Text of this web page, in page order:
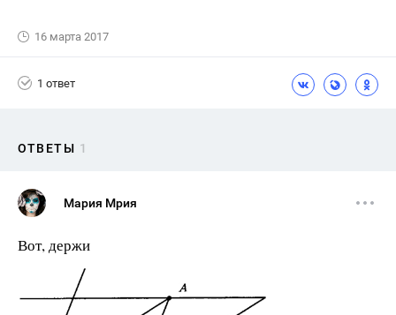
16 марта 2017
1 ответ
ОТВЕТЫ 1
Мария Мрия
Вот, держи